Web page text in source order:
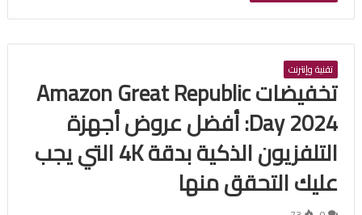
تقنية وإنترنت
تخفيضات Amazon Great Republic
Day 2024: أفضل عروض أجهزة
التلفزيون الذكية بدقة 4K التي يجب
عليك التحقق منها